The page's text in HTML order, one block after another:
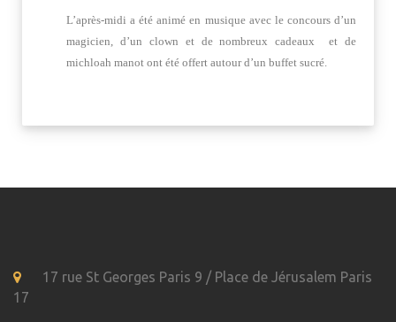
L’après-midi a été animé en musique avec le concours d’un
magicien, d’un clown et de nombreux cadeaux et de
michloah manot ont été offert autour d’un buffet sucré.
17 rue St Georges Paris 9 / Place de Jérusalem Paris
17